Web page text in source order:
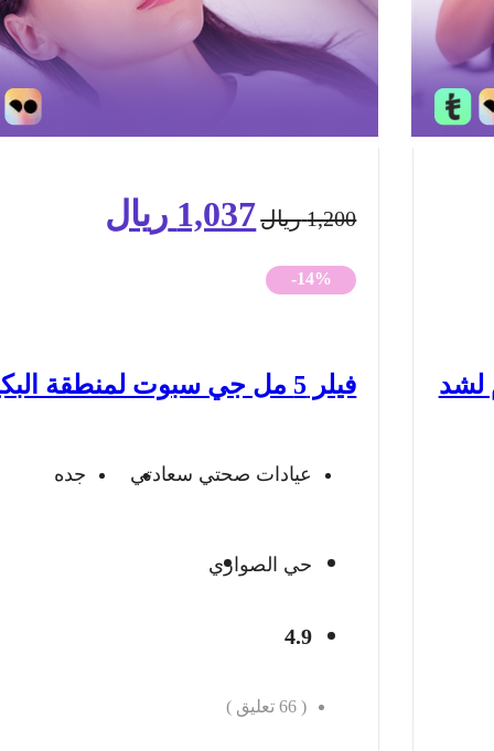
لشد
1,200 ريال السعر
1,037 ريال
1,037 ريال.
-14%
فيلر 5 مل جي سبوت لمنطقة البكيني
عيادات صحتي سعادتي جده
حي الصواري
4.9
(
66تعليق )